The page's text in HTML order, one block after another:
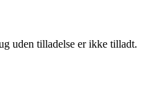
uden tilladelse er ikke tilladt.